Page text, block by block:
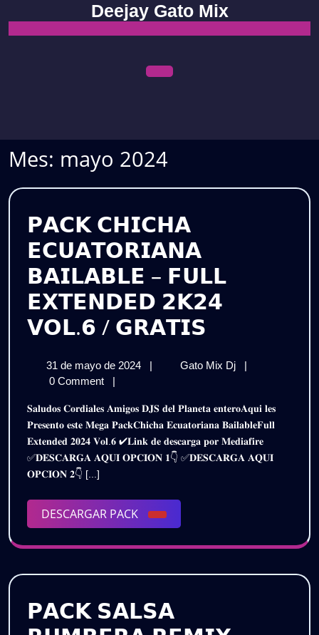
content
Deejay Gato Mix
Mes: mayo 2024
𝗣𝗔𝗖𝗞 𝗖𝗛𝗜𝗖𝗛𝗔
𝗘𝗖𝗨𝗔𝗧𝗢𝗥𝗜𝗔𝗡𝗔
𝗕𝗔𝗜𝗟𝗔𝗕𝗟𝗘 – 𝗙𝗨𝗟𝗟
𝗘𝗫𝗧𝗘𝗡𝗗𝗘𝗗 𝟮𝗞𝟮𝟰
𝗩𝗢𝗟.𝟲 / 𝗚𝗥𝗔𝗧𝗜𝗦
–
𝗙𝗨𝗟𝗟
/
𝗚𝗥𝗔𝗧𝗜𝗦
31 de mayo de 2024
31
de
2024
| Gato Mix Dj
𝗣𝗔𝗖𝗞
𝗕𝗔𝗜𝗟𝗔𝗕𝗟𝗘
–
𝗙𝗨𝗟𝗟
𝗘𝗫𝗧𝗘𝗡𝗗𝗘𝗗
|
0 Comment
|
𝐒𝐚𝐥𝐮𝐝𝐨𝐬 𝐂𝐨𝐫𝐝𝐢𝐚𝐥𝐞𝐬 𝐀𝐦𝐢𝐠𝐨𝐬 𝐃𝐉𝐒 𝐝𝐞𝐥 𝐏𝐥𝐚𝐧𝐞𝐭𝐚 𝐞𝐧𝐭𝐞𝐫𝐨𝐀𝐪𝐮𝐢 𝐥𝐞𝐬
𝐏𝐫𝐞𝐬𝐞𝐧𝐭𝐨 𝐞𝐬𝐭𝐞 𝐌𝐞𝐠𝐚 𝐏𝐚𝐜𝐤𝐂𝐡𝐢𝐜𝐡𝐚 𝐄𝐜𝐮𝐚𝐭𝐨𝐫𝐢𝐚𝐧𝐚 𝐁𝐚𝐢𝐥𝐚𝐛𝐥𝐞𝐅𝐮𝐥𝐥
𝐄𝐱𝐭𝐞𝐧𝐝𝐞𝐝 𝟐𝟎𝟐𝟒 𝐕𝐨𝐥.𝟔 ✔𝐋𝐢𝐧𝐤 𝐝𝐞 𝐝𝐞𝐬𝐜𝐚𝐫𝐠𝐚 𝐩𝐨𝐫 𝐌𝐞𝐝𝐢𝐚𝐟𝐢𝐫𝐞
✅𝐃𝐄𝐒𝐂𝐀𝐑𝐆𝐀 𝐀𝐐𝐔𝐈 𝐎𝐏𝐂𝐈𝐎𝐍 𝟏👇 ✅𝐃𝐄𝐒𝐂𝐀𝐑𝐆𝐀 𝐀𝐐𝐔𝐈
𝐎𝐏𝐂𝐈𝐎𝐍 𝟐👇 [...]
DESCARGAR PACK
DESCARGAR
PACK
𝗣𝗔𝗖𝗞 𝗦𝗔𝗟𝗦𝗔